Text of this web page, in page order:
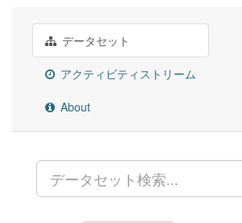
データセット
アクティビティストリーム
About